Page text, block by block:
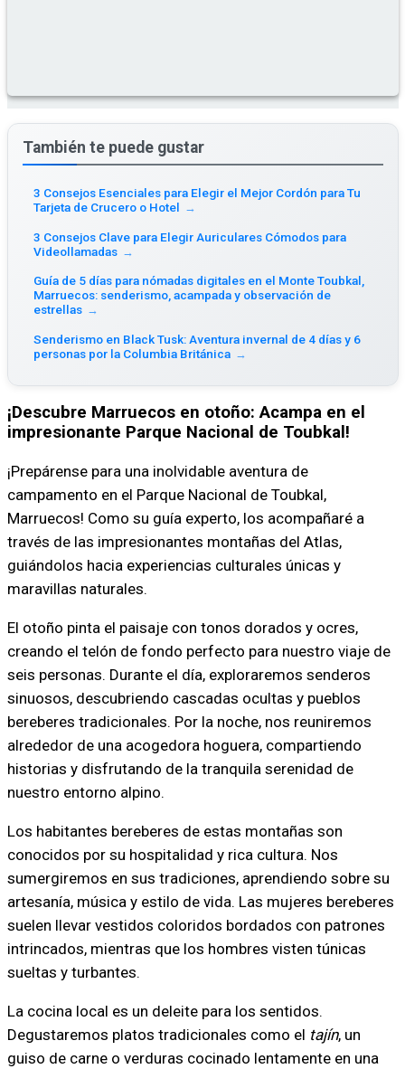
También te puede gustar
3 Consejos Esenciales para Elegir el Mejor Cordón para Tu
Tarjeta de Crucero o Hotel →
3 Consejos Clave para Elegir Auriculares Cómodos para
Videollamadas →
Guía de 5 días para nómadas digitales en el Monte Toubkal,
Marruecos: senderismo, acampada y observación de
estrellas →
Senderismo en Black Tusk: Aventura invernal de 4 días y 6
personas por la Columbia Británica →
¡Descubre Marruecos en otoño: Acampa en el
impresionante Parque Nacional de Toubkal!
¡Prepárense para una inolvidable aventura de
campamento en el Parque Nacional de Toubkal,
Marruecos! Como su guía experto, los acompañaré a
través de las impresionantes montañas del Atlas,
guiándolos hacia experiencias culturales únicas y
maravillas naturales.
El otoño pinta el paisaje con tonos dorados y ocres,
creando el telón de fondo perfecto para nuestro viaje de
seis personas. Durante el día, exploraremos senderos
sinuosos, descubriendo cascadas ocultas y pueblos
bereberes tradicionales. Por la noche, nos reuniremos
alrededor de una acogedora hoguera, compartiendo
historias y disfrutando de la tranquila serenidad de
nuestro entorno alpino.
Los habitantes bereberes de estas montañas son
conocidos por su hospitalidad y rica cultura. Nos
sumergiremos en sus tradiciones, aprendiendo sobre su
artesanía, música y estilo de vida. Las mujeres bereberes
suelen llevar vestidos coloridos bordados con patrones
intrincados, mientras que los hombres visten túnicas
sueltas y turbantes.
La cocina local es un deleite para los sentidos.
Degustaremos platos tradicionales como el tajín, un
guiso de carne o verduras cocinado lentamente en una